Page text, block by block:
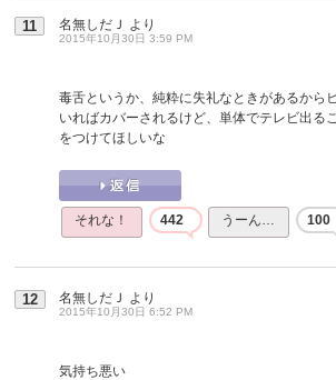
11 名無しだＪ より
2015年10月30日 3:59 PM
毒舌というか、純粋に失礼なときがあるか
いればカバーされるけど、単体でテレビ出る
をつけてほしいな
それな！ 442 うーん… 100
12 名無しだＪ より
2015年10月30日 6:52 PM
気持ち悪い